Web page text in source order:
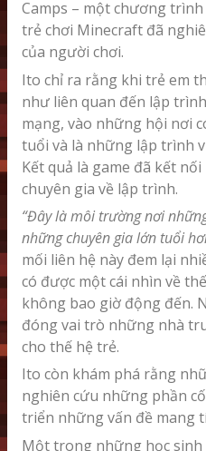
Camps – một chương
trẻ chơi Minecraft đã
của người chơi.
Ito chỉ ra rằng khi trẻ em
như liên quan đến lập
mạng, vào những hội nơi
tuổi và là những lập trình
Kết quả là game đã kết
chuyên gia về lập trình.
“Đây là môi trường nơi
những chuyên gia lớn tuổi
mối liên hệ này đem lại
có được một cái nhìn về
không bao giờ động đến.
đóng vai trò những nhà
cho thế hệ trẻ.
Ito còn khám phá rằng
nghiên cứu những phần
triển những vấn đề mang
Một trong những học